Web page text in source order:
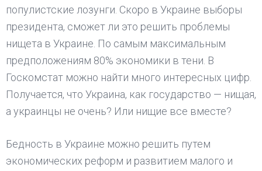
популистские лозунги. Скоро в Украине выборы
президента, сможет ли это решить проблемы
нищета в Украине. По самым максимальным
предположениям 80% экономики в тени. В
Госкомстат можно найти много интересных цифр.
Получается, что Украина, как государство — нищая,
а украинцы не очень? Или нищие все вместе?
Бедность в Украине можно решить путем
экономических реформ и развитием малого и